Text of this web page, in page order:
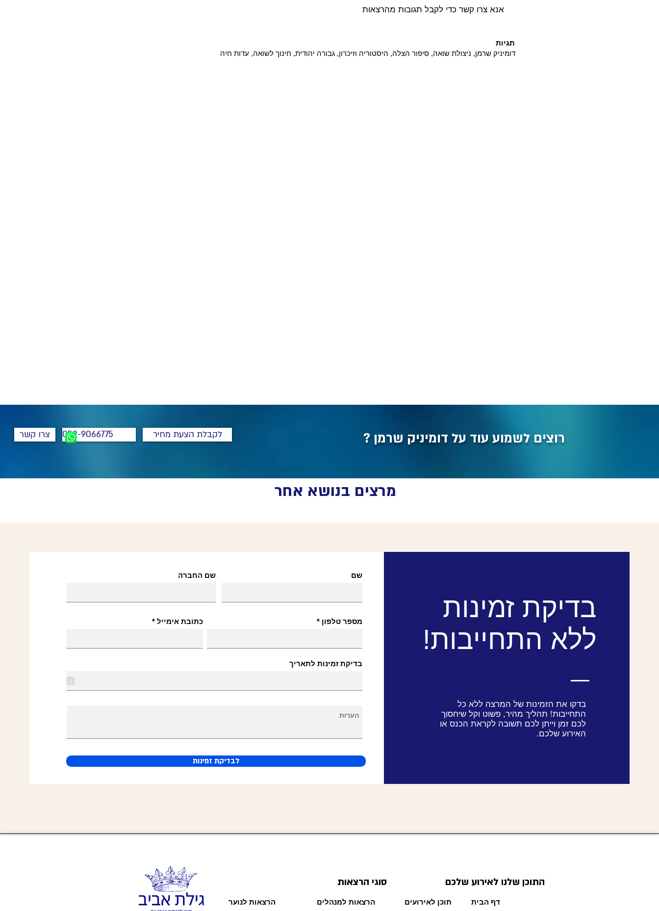
אנא צרו קשר כדי לקבל תגובות מהרצאות
תגיות
דומיניק שרמן, ניצולת שואה, סיפור הצלה, היסטוריה וזיכרון, גבורה יהודית, חינוך לשואה, עדות חיה
צרו קשר 052-9066775 לקבלת הצעת מחיר רוצים לשמוע עוד על דומיניק שרמן ?
מרצים בנושא אחר
שם החברה שם
כתובת אימייל מספר טלפון
בדיקת זמינות לתאריך
לבדיקת זמינות
בדיקת זמינות
ללא התחייבות!
בדקו את הזמינות של המרצה ללא כל
התחייבות! תהליך מהיר, פשוט וקל שיחסוך
לכם זמן וייתן לכם תשובה לקראת הכנס או
האירוע שלכם.
סוגי הרצאות
הרצאות לנוער הרצאות למנהלים
התוכן שלנו לאירוע שלכם
תוכן לאירועים דף הבית